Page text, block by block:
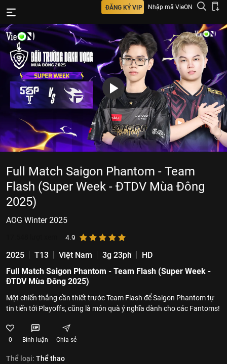
ĐĂNG KÝ VIP Nhập mã VieON
Full Match Saigon Phantom - Team
Flash (Super Week - ĐTDV Mùa Đông
2025)
AOG Winter 2025
4.9
2025 T13 Việt Nam 3g 23ph
HD
Full Match Saigon Phantom - Team Flash (Super Week -
ĐTDV Mùa Đông 2025)
Một chiến thắng cần thiết trước Team Flash để Saigon Phantom tự
tin tiến tới Playoffs, cũng là món quà ý nghĩa dành cho các Fantoms!
0 Bình luận Chia sẻ
Thể loại: Thể thao